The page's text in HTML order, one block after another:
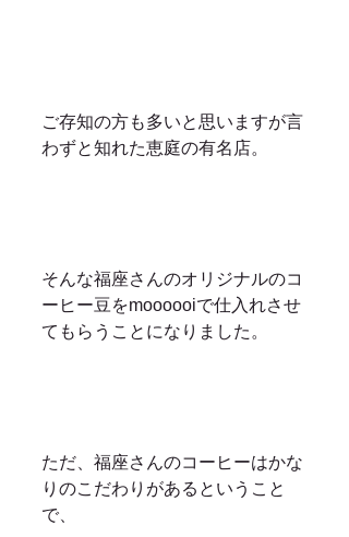
ご存知の方も多いと思いますが言
わずと知れた恵庭の有名店。
そんな福座さんのオリジナルのコ
ーヒー豆をmoooooiで仕入れさせ
てもらうことになりました。
ただ、福座さんのコーヒーはかな
りのこだわりがあるということ
で、